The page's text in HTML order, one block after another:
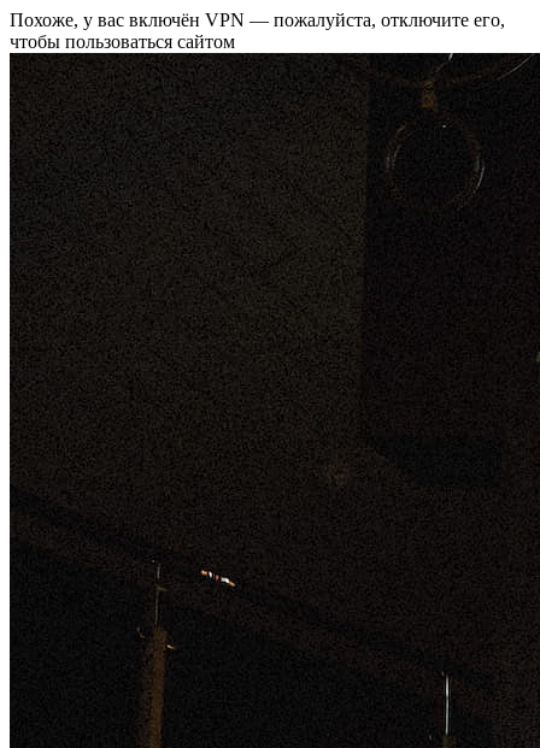
Похоже, у вас включён VPN — пожалуйста, отключите его,
чтобы пользоваться сайтом